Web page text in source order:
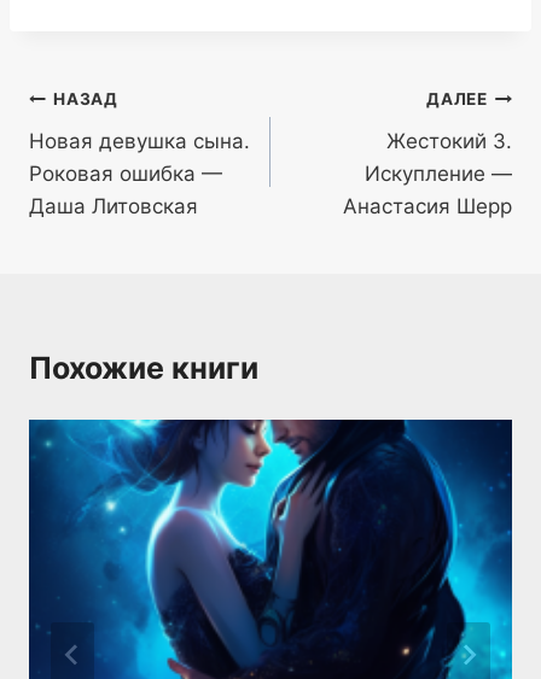
Навигация
по
записям
НАЗАД
Новая девушка сына.
Роковая ошибка —
Даша Литовская
ДАЛЕЕ
Жестокий 3.
Искупление —
Анастасия Шерр
Похожие книги